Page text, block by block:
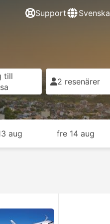
Support Svenska
till
2 resenärer
aug fre 14 aug